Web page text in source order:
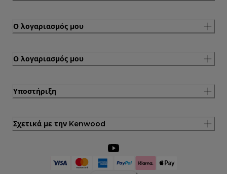
Ο λογαριασμός μου
Ο λογαριασμός μου
Υποστήριξη
Σχετικά με την Kenwood